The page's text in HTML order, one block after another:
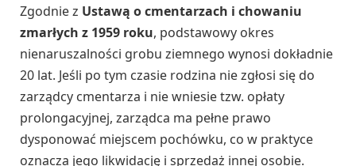
Zgodnie z Ustawą o cmentarzach i chowaniu
zmarłych z 1959 roku, podstawowy okres
nienaruszalności grobu ziemnego wynosi dokładnie
20 lat. Jeśli po tym czasie rodzina nie zgłosi się do
zarządcy cmentarza i nie wniesie tzw. opłaty
prolongacyjnej, zarządca ma pełne prawo
dysponować miejscem pochówku, co w praktyce
oznacza jego likwidację i sprzedaż innej osobie.